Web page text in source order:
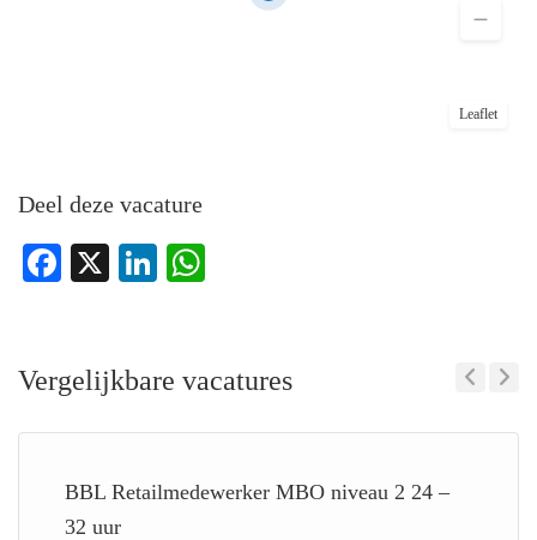
Leaflet
Deel deze vacature
Facebook
X LinkedIn
Vergelijkbare vacatures
BBL Retailmedewerker MBO niveau 2 24 –
32 uur